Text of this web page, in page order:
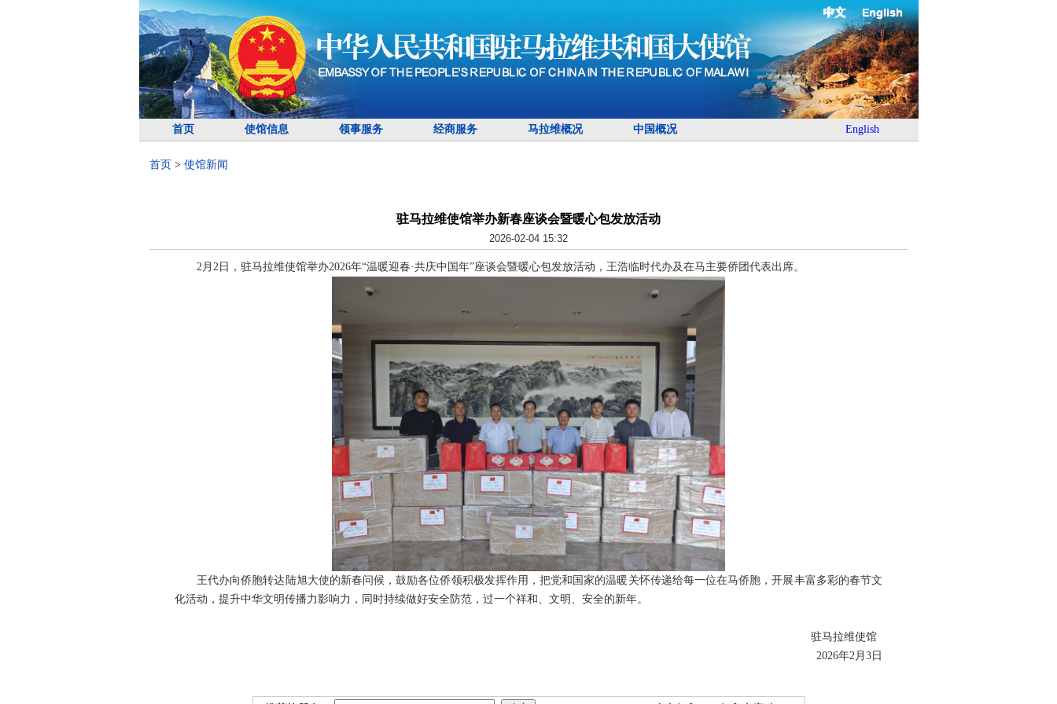
English
中文
首页 使馆信息 领事服务 经商服务 马拉维概况 中国概况 English
首页 > 使馆新闻
驻马拉维使馆举办新春座谈会暨暖心包发放活动
2026-02-04 15:32
2月2日，驻马拉维使馆举办2026年“温暖迎春·共庆中国年”座谈会暨暖心包发放活动，王浩临时代办及在马主要侨团代表出席。
王代办向侨胞转达陆旭大使的新春问候，鼓励各位侨领积极发挥作用，把党和国家的温暖关怀传递给每一位在马侨胞，开展丰富多彩的春节文
化活动，提升中华文明传播力影响力，同时持续做好安全防范，过一个祥和、文明、安全的新年。
驻马拉维使馆
2026年2月3日